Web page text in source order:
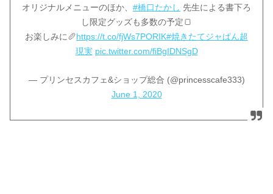
オリジナルメニューのほか、 #橋口たかし 先生による書下ろ
し限定グッズも多数の予定🍞
お楽しみに🥖https://t.co/fjWs7PORIK#焼きたてジャぱん超
現実 pic.twitter.com/fiBgIDNSgD
— プリンセスカフェ&ショップ総合 (@princesscafe333)
June 1, 2020